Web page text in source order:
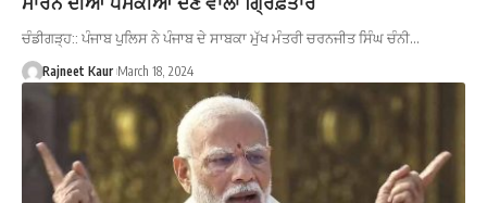
ਚੰਡੀਗੜ੍ਹ:: ਪੰਜਾਬ ਪੁਲਿਸ ਨੇ ਪੰਜਾਬ ਦੇ ਸਾਬਕਾ ਮੁੱਖ ਮੰਤਰੀ ਚਰਨਜੀਤ ਸਿੰਘ ਚੰਨੀ…
Rajneet Kaur March 18, 2024